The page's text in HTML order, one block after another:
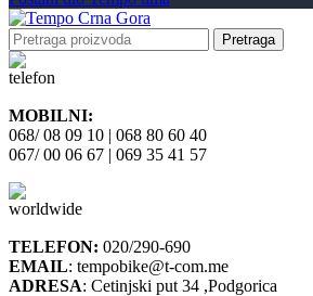
Pretraga
MOBILNI:
068/ 08 09 10 | 068 80 60 40
067/ 00 06 67 | 069 35 41 57
TELEFON: 020/290-690
EMAIL: tempobike@t-com.me
ADRESA: Cetinjski put 34 ,Podgorica